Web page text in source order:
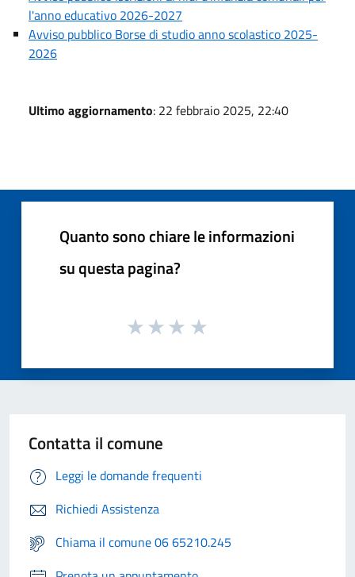
l'anno educativo 2026-2027
Avviso pubblico Borse di studio anno scolastico 2025-
2026
Ultimo aggiornamento: 22 febbraio 2025, 22:40
Quanto sono chiare le informazioni
su questa pagina?
Contatta il comune
Leggi le domande frequenti
Richiedi Assistenza
Chiama il comune 06 65210.245